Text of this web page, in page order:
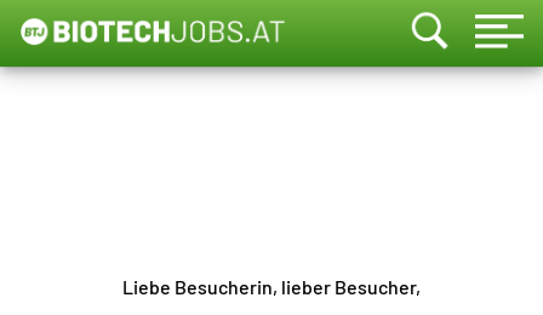
Liebe Besucherin, lieber Besucher,